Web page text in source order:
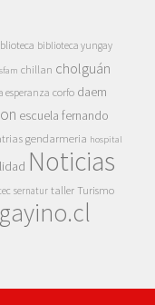
biblioteca yungay
chillan cholguán
esperanza corfo daem
escuela fernando
gendarmeria hospital
Noticias
sernatur taller Turismo